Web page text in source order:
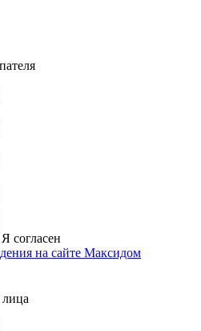
Я согласен
на сайте Максидом